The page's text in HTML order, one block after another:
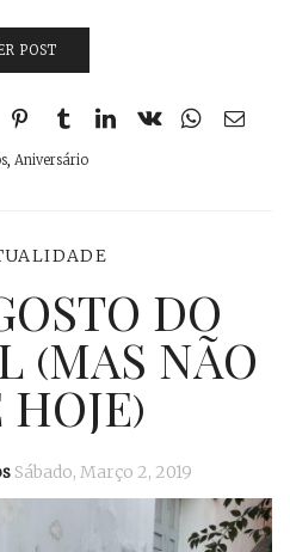
POST
, Aniversário
DO
(MAS NÃO
Sábado, Março 2, 2019